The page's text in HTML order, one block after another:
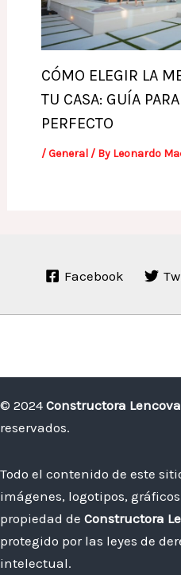
CÓMO ELEGIR LA
TU CASA: GUÍA
PERFECTO
/General/ By Leonardo
Facebook
© 2024 Constructora Lencova
reservados.
Todo el contenido de este
imágenes, logotipos,
propiedad de Constructora
protegido por las leyes de
intelectual.